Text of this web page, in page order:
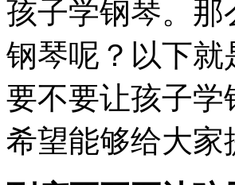
孩子学钢琴。
钢琴呢？以下
要不要让孩子
希望能够给大